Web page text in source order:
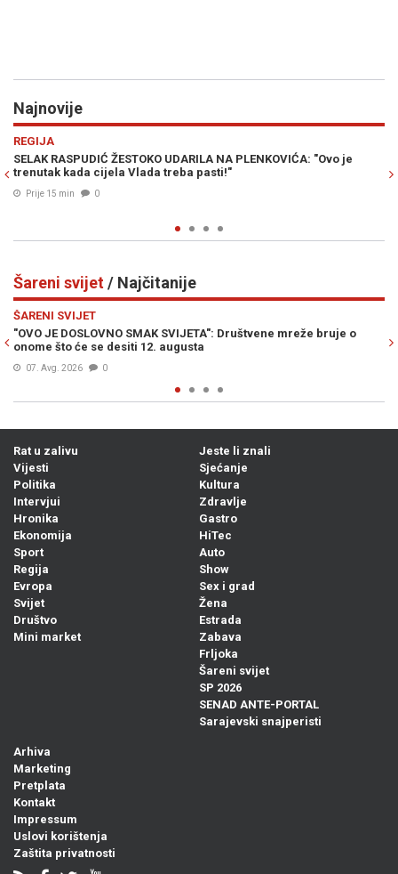
Najnovije
"Ovo je
SARAJEVO SVE TOPLIJE, A STABLA NESTAJU:
vrućinama niko obrazovan ne radi", stručnjaci
Šareni svijet/ Najčitanije
bruje o
REZERVIRAO SMJEŠTAJ PA OTKRIO JEZIVA VRATA U
Sljedeće jutro uslijedio je pravi horor
Previous
Rat u zalivu
Vijesti
Politika
Intervjui
Hronika
Ekonomija
Sport
Regija
Evropa
Svijet
Društvo
Mini market
Jeste li znali
Sjećanje
Kultura
Zdravlje
Gastro
HiTec
Auto
Show
Sex i grad
Žena
Estrada
Zabava
Frljoka
Šareni svijet
SP 2026
SENAD ANTE-PORTAL
Sarajevski snajperisti
Arhiva
Marketing
Pretplata
Kontakt
Impressum
Uslovi korištenja
Zaštita privatnosti